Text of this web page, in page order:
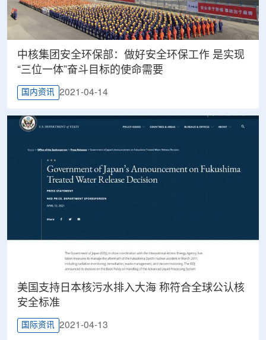
中核集团安全环保部：做好安全环保工作 是实现
“三位一体”奋斗目标的使命需要
国内资讯 2021-04-14
美国支持日本核污水排入大海 称符合全球公认核
安全标准
国际资讯 2021-04-13